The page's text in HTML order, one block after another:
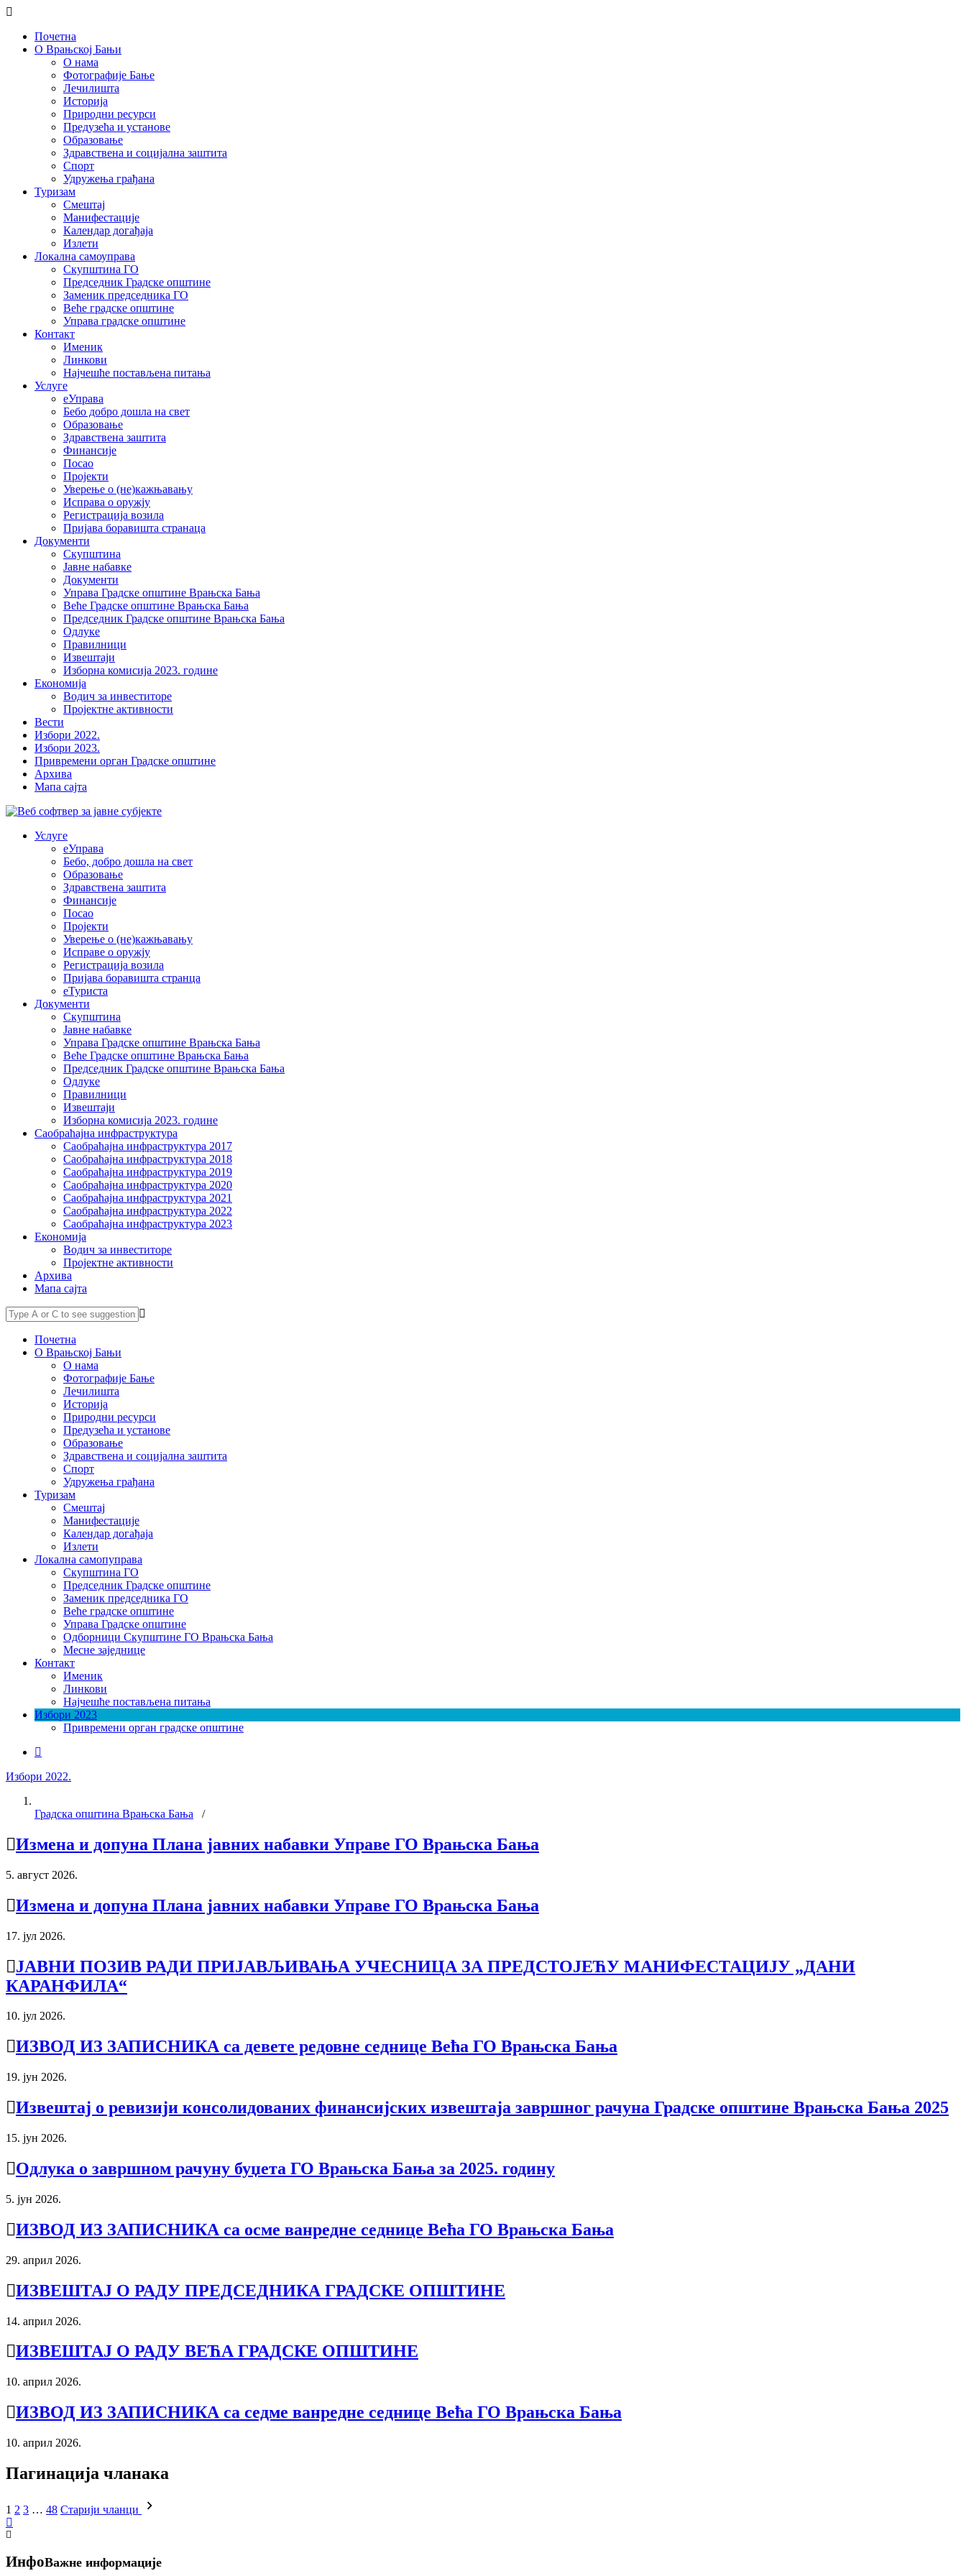
Почетна
О Врањској Бањи
О нама
Фотографије Бање
Лечилишта
Историја
Природни ресурси
Предузећа и установе
Образовање
Здравствена и социјална заштита
Спорт
Удружења грађана
Туризам
Смештај
Манифестације
Календар догађаја
Излети
Локална самоуправа
Скупштина ГО
Председник Градске општине
Заменик председника ГО
Веће градске општине
Управа градске општине
Контакт
Именик
Линкови
Најчешће постављена питања
Услуге
еУправа
Бебо добро дошла на свет
Образовање
Здравствена заштита
Финансије
Посао
Пројекти
Уверење о (не)кажњавању
Исправа о оружју
Регистрација возила
Пријава боравишта странаца
Документи
Скупштина
Јавне набавке
Документи
Управа Градске општине Врањска Бања
Веће Градске општине Врањска Бања
Председник Градске општине Врањска Бања
Одлуке
Правилници
Извештаји
Изборна комисија 2023. године
Економија
Водич за инвеститоре
Пројектне активности
Вести
Избори 2022.
Избори 2023.
Привремени орган Градске општине
Архива
Мапа сајта
Услуге
еУправа
Бебо, добро дошла на свет
Образовање
Здравствена заштита
Финансије
Посао
Пројекти
Уверење о (не)кажњавању
Исправе о оружју
Регистрација возила
Пријава боравишта странца
еТуриста
Документи
Скупштина
Јавне набавке
Управа Градске општине Врањска Бања
Веће Градске општине Врањска Бања
Председник Градске општине Врањска Бања
Одлуке
Правилници
Извештаји
Изборна комисија 2023. године
Саобраћајна инфраструктура
Саобраћајна инфраструктура 2017
Саобраћајна инфраструктура 2018
Саобраћајна инфраструктура 2019
Саобраћајна инфраструктура 2020
Саобраћајна инфраструктура 2021
Саобраћајна инфраструктура 2022
Саобраћајна инфраструктура 2023
Економија
Водич за инвеститоре
Пројектне активности
Архива
Мапа сајта
Почетна
О Врањској Бањи
О нама
Фотографије Бање
Лечилишта
Историја
Природни ресурси
Предузећа и установе
Образовање
Здравствена и социјална заштита
Спорт
Удружења грађана
Туризам
Смештај
Манифестације
Календар догађаја
Излети
Локална самопуправа
Скупштина ГО
Председник Градске општине
Заменик председника ГО
Веће градске општине
Управа Градске општине
Одборници Скупштине ГО Врањска Бања
Месне заједнице
Контакт
Именик
Линкови
Најчешће постављена питања
Избори 2023
Привремени орган градске општине
Избори 2022.
Градска општина Врањска Бања /
Измена и допуна Плана јавних набавки Управе ГО Врањска Бања
5. август 2026.
Измена и допуна Плана јавних набавки Управе ГО Врањска Бања
17. јул 2026.
ЈАВНИ ПОЗИВ РАДИ ПРИЈАВЉИВАЊА УЧЕСНИЦА ЗА ПРЕДСТОЈЕЋУ МАНИФЕСТАЦИЈУ „ДАНИ
КАРАНФИЛА“
10. јул 2026.
ИЗВОД ИЗ ЗАПИСНИКА са девете редовне седнице Већа ГО Врањска Бања
19. јун 2026.
Извештај о ревизији консолидованих финансијских извештаја завршног рачуна Градске општине Врањска Бања 2025
15. јун 2026.
Одлукa о завршном рачуну буџета ГО Врањска Бања за 2025. годину
5. јун 2026.
ИЗВОД ИЗ ЗАПИСНИКА са осме ванредне седнице Већа ГО Врањска Бања
29. април 2026.
ИЗВЕШТАЈ О РАДУ ПРЕДСЕДНИКА ГРАДСКЕ ОПШТИНЕ
14. април 2026.
ИЗВЕШТАЈ О РАДУ ВЕЋА ГРАДСКЕ ОПШТИНЕ
10. април 2026.
ИЗВОД ИЗ ЗАПИСНИКА са седме ванредне седнице Већа ГО Врањска Бања
10. април 2026.
Пагинација чланака
1 2 3 … 48 Старији чланци
ИнфоВажне информације